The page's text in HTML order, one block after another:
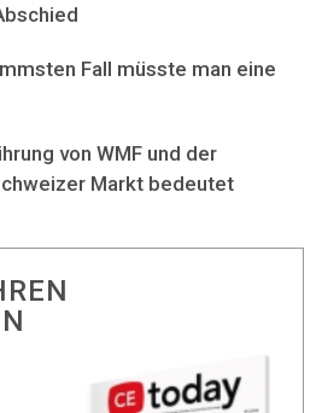
Fall müsste man eine
von WMF und der
Markt bedeutet